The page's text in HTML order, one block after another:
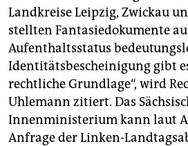
Landkreise Leipzig, Zwickau
stellten Fantasiedokumente
Aufenthaltsstatus
Identitätsbescheinigung gibt
rechtliche Grundlage“, wird
Uhlemann zitiert. Das
Innenministerium kann laut
Anfrage der Linken-